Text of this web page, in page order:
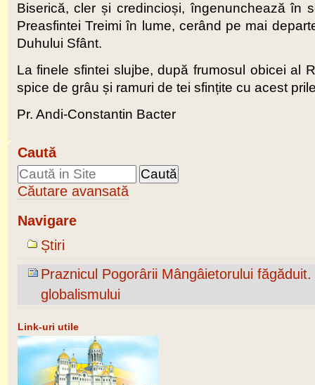
Biserică, cler și credincioși, îngenunchează în
Preasfintei Treimi în lume, cerând pe mai
Duhului Sfânt.
La finele sfintei slujbe, după frumosul obicei al
spice de grâu și ramuri de tei sfințite cu acest
Pr. Andi-Constantin Bacter
Caută
Căutare avansată
Navigare
Știri
Praznicul Pogorârii Mângâietorului
globalismului
Link-uri utile